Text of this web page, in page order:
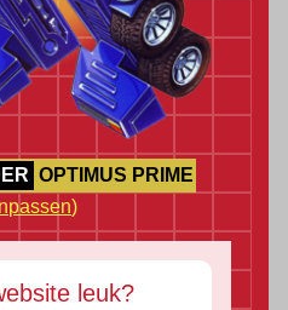
OPTIMUS PRIME
)
leuk?